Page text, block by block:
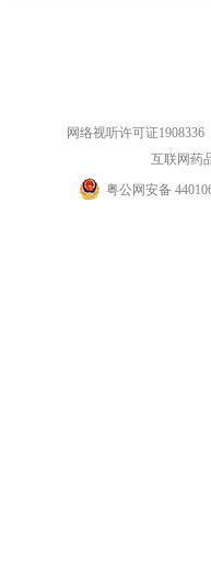
网络视听许可证1908336
互联网药
粤公网安备